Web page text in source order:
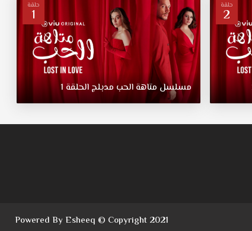
حلقة
2
حلقة
1
مسلسل متاهة الحبمدبلج الحلقة1
Powered By Esheeq © Copyright 2021